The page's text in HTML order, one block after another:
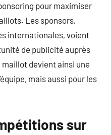
pour maximiser
Les sponsors,
internationales, voient
de publicité auprès
maillot devient ainsi une
mais aussi pour les
sur